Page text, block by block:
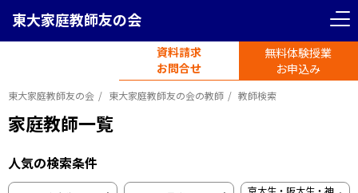
東大家庭教師友の会
資料請求
お問合せ
無料体験授業
お申込み
＜ 戻る
東京大学
早稲田大学
東大家庭教師友の会 東大家庭教師友の会の教師 教師検索
家庭教師一覧
人気の検索条件
京大生・阪大生・神
＜ 戻る リセット
東京都 神奈川県
埼玉県